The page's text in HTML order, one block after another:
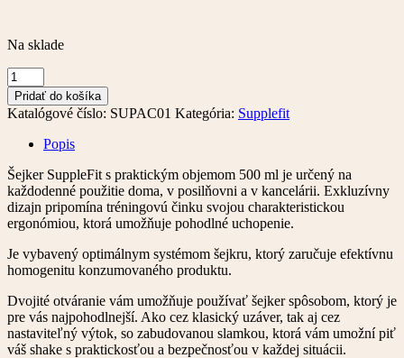
Na sklade
množstvo
Shaker
Supplefit
Pridať do košíka
Katalógové číslo: SUPAC01 Kategória: Supplefit
Popis
Šejker SuppleFit s praktickým objemom 500 ml je určený na
každodenné použitie doma, v posilňovni a v kancelárii. Exkluzívny
dizajn pripomína tréningovú činku svojou charakteristickou
ergonómiou, ktorá umožňuje pohodlné uchopenie.
Je vybavený optimálnym systémom šejkru, ktorý zaručuje efektívnu
homogenitu konzumovaného produktu.
Dvojité otváranie vám umožňuje používať šejker spôsobom, ktorý je
pre vás najpohodlnejší. Ako cez klasický uzáver, tak aj cez
nastaviteľný výtok, so zabudovanou slamkou, ktorá vám umožní piť
váš shake s praktickosťou a bezpečnosťou v každej situácii.